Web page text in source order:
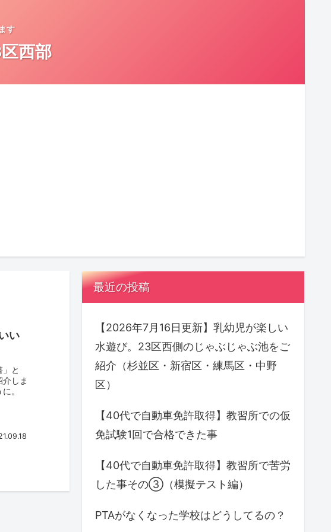
す
西部
い
と
しま
。
最近の投稿
【2026年7月16日更新】乳幼児が楽しい
水遊び。23区西側のじゃぶじゃぶ池をご
紹介（杉並区・新宿区・練馬区・中野
区）
【40代で自動車免許取得】教習所での仮
免試験1回で合格できた事
【40代で自動車免許取得】教習所で苦労
した事その③（模擬テスト編）
PTAがなくなった学校はどうしてるの？